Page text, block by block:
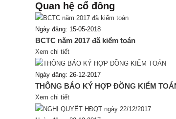
Quan hệ cổ đông
Ngày đăng: 15-05-2018
BCTC năm 2017 đã kiểm toán
Xem chi tiết
Ngày đăng: 26-12-2017
THÔNG BÁO KÝ HỢP ĐỒNG KIỂM
Xem chi tiết